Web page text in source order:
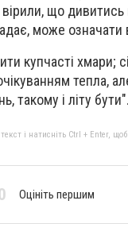
що
може означати
купчасті хмари;
тепла,
такому і літу бути".
і натисніть Ctrl + Enter,
Оцініть першим